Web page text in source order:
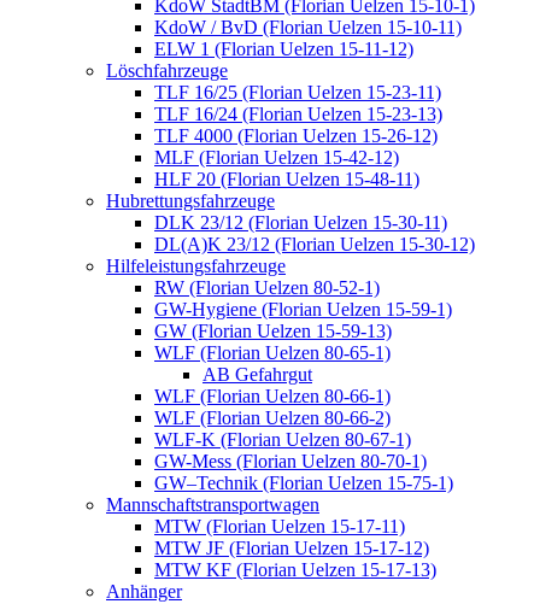
KdoW StadtBM (Florian Uelzen 15-10-1)
KdoW / BvD (Florian Uelzen 15-10-11)
ELW 1 (Florian Uelzen 15-11-12)
Löschfahrzeuge
TLF 16/25 (Florian Uelzen 15-23-11)
TLF 16/24 (Florian Uelzen 15-23-13)
TLF 4000 (Florian Uelzen 15-26-12)
MLF (Florian Uelzen 15-42-12)
HLF 20 (Florian Uelzen 15-48-11)
Hubrettungsfahrzeuge
DLK 23/12 (Florian Uelzen 15-30-11)
DL(A)K 23/12 (Florian Uelzen 15-30-12)
Hilfeleistungsfahrzeuge
RW (Florian Uelzen 80-52-1)
GW-Hygiene (Florian Uelzen 15-59-1)
GW (Florian Uelzen 15-59-13)
WLF (Florian Uelzen 80-65-1)
AB Gefahrgut
WLF (Florian Uelzen 80-66-1)
WLF (Florian Uelzen 80-66-2)
WLF-K (Florian Uelzen 80-67-1)
GW-Mess (Florian Uelzen 80-70-1)
GW–Technik (Florian Uelzen 15-75-1)
Mannschaftstransportwagen
MTW (Florian Uelzen 15-17-11)
MTW JF (Florian Uelzen 15-17-12)
MTW KF (Florian Uelzen 15-17-13)
Anhänger